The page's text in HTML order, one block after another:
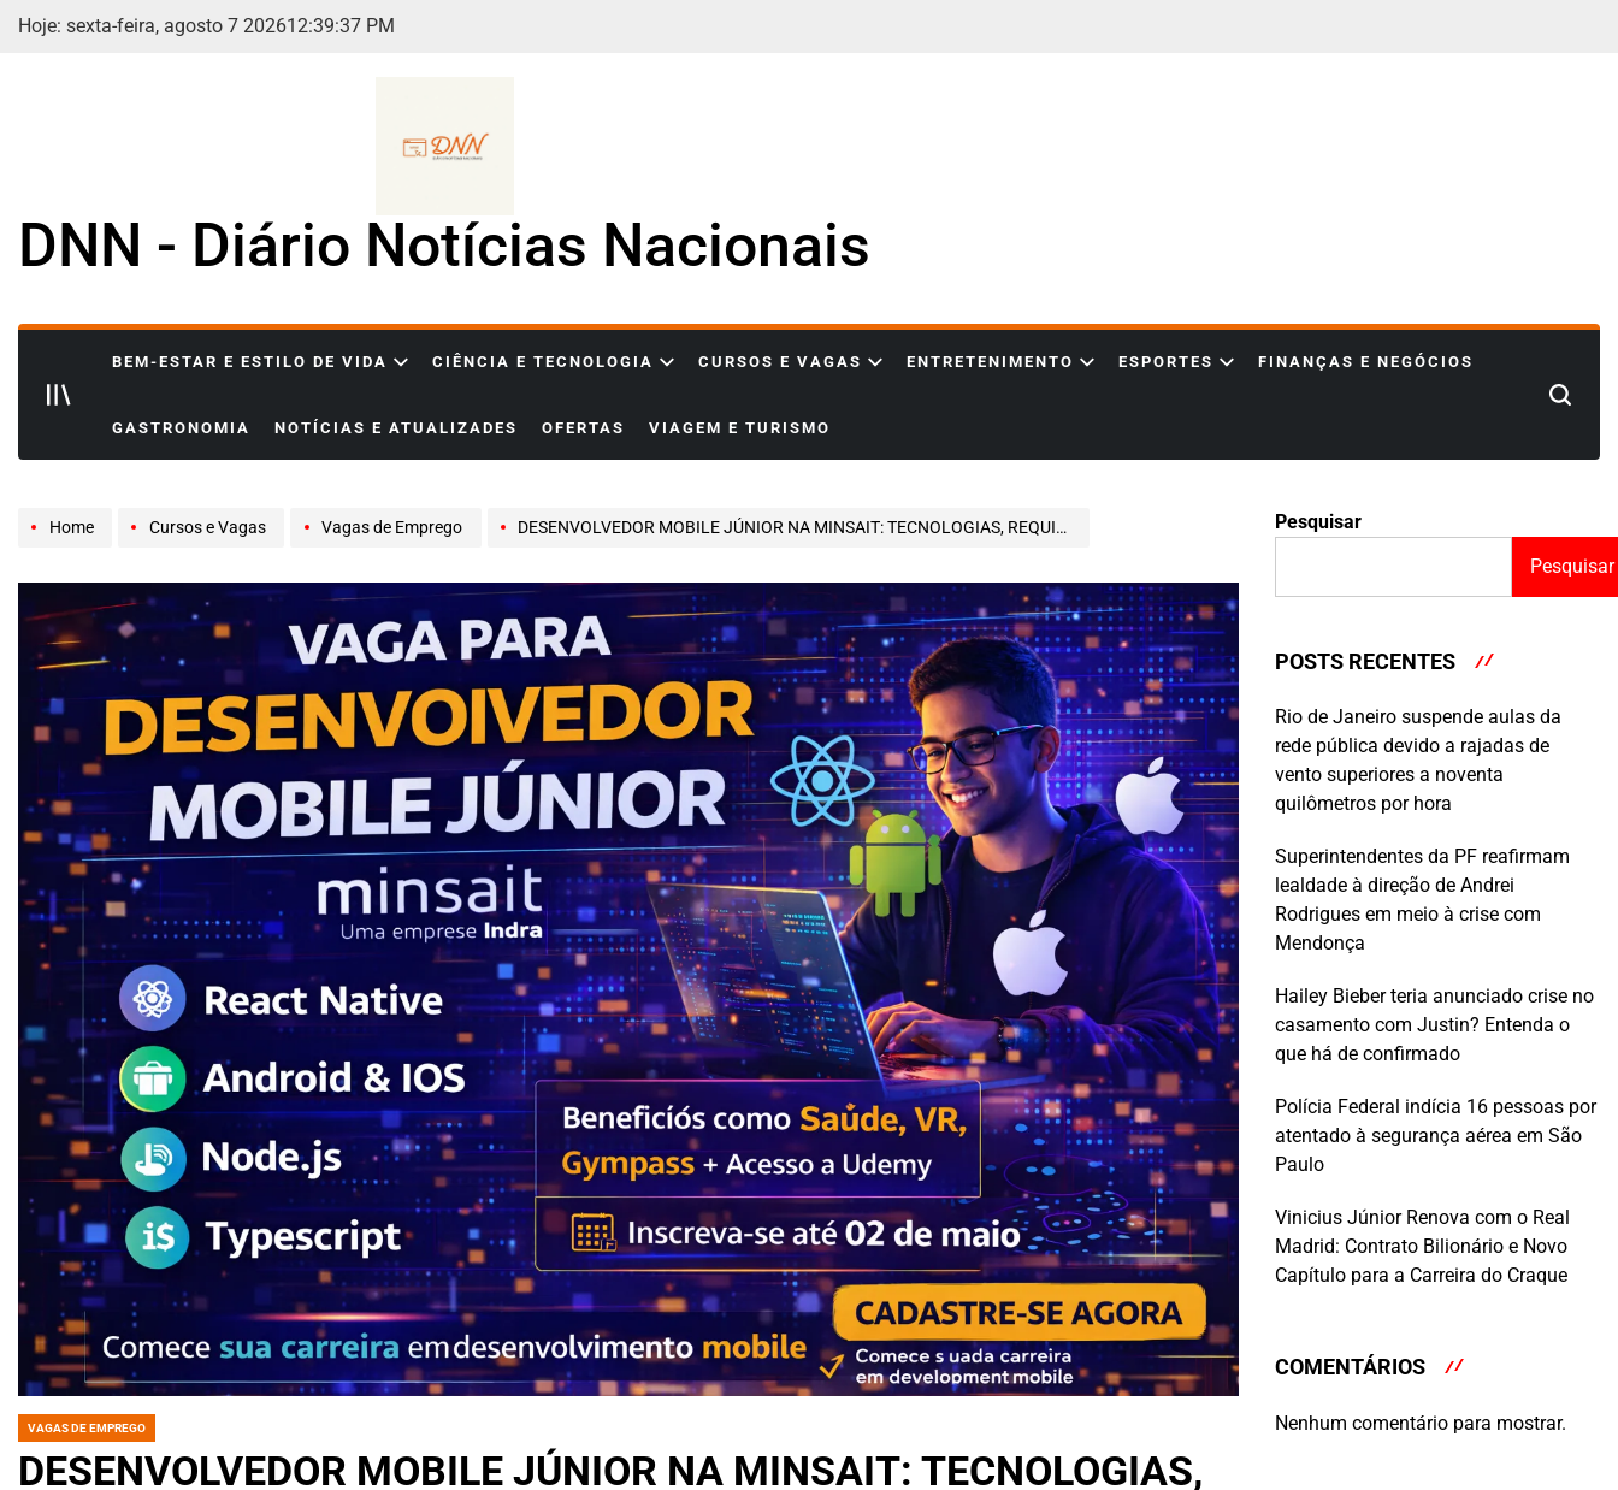
Skip
Hoje: sexta-feira, agosto 7 202612:39:38 PM
DNN - Diário Notícias Nacionais
BEM-ESTAR E ESTILO DE VIDA CIÊNCIA E TECNOLOGIA CURSOS E VAGAS ENTRETENIMENTO ESPORTES FINANÇAS E NEGÓCIOS
GASTRONOMIA NOTÍCIAS E ATUALIZADES OFERTAS VIAGEM E TURISMO
Search
Home Cursos e Vagas Vagas de Emprego DESENVOLVEDOR MOBILE JÚNIOR NA MINSAIT: TECNOLOGIAS, REQUISITOS E COMO INICIAR CARREIRA EM DESENVOLVIMENTO MOBILE EM UMA MULTINACIONAL DE TECNOLOGIA
POSTED
VAGAS DE EMPREGO
DESENVOLVEDOR MOBILE JÚNIOR NA MINSAIT: TECNOLOGIAS,
Pesquisar
Pesquisar
POSTS RECENTES
Rio de Janeiro suspende aulas da
rede pública devido a rajadas de
vento superiores a noventa
quilômetros por hora
Superintendentes da PF reafirmam
lealdade à direção de Andrei
Rodrigues em meio à crise com
Mendonça
Hailey Bieber teria anunciado crise no
casamento com Justin? Entenda o
que há de confirmado
Polícia Federal indícia 16 pessoas por
atentado à segurança aérea em São
Paulo
Vinicius Júnior Renova com o Real
Madrid: Contrato Bilionário e Novo
Capítulo para a Carreira do Craque
COMENTÁRIOS
Nenhum comentário para mostrar.